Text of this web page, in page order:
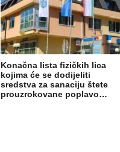
Konačna lista fizičkih lica
kojima će se dodijeliti
sredstva za sanaciju štete
prouzrokovane poplavo…